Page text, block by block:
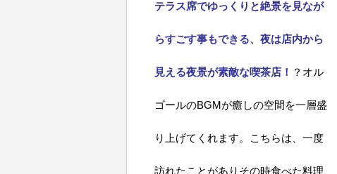
テラス席でゆっくりと絶景を見なが
らすごす事もできる、夜は店内から
見える夜景が素敵な喫茶店！ ？オル
ゴールのBGMが癒しの空間を一層盛
り上げてくれます。こちらは、一度
訪れたことがありその時食べた料理